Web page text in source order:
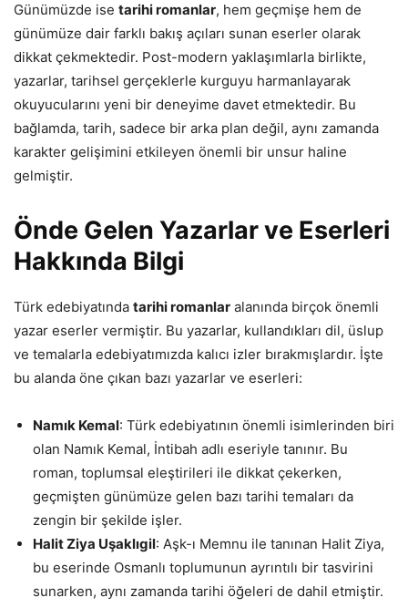
Günümüzde ise tarihi romanlar, hem geçmişe hem de
günümüze dair farklı bakış açıları sunan eserler olarak
dikkat çekmektedir. Post-modern yaklaşımlarla birlikte,
yazarlar, tarihsel gerçeklerle kurguyu harmanlayarak
okuyucularını yeni bir deneyime davet etmektedir. Bu
bağlamda, tarih, sadece bir arka plan değil, aynı zamanda
karakter gelişimini etkileyen önemli bir unsur haline
gelmiştir.
Önde Gelen Yazarlar ve Eserleri
Hakkında Bilgi
Türk edebiyatında tarihi romanlar alanında birçok önemli
yazar eserler vermiştir. Bu yazarlar, kullandıkları dil, üslup
ve temalarla edebiyatımızda kalıcı izler bırakmışlardır. İşte
bu alanda öne çıkan bazı yazarlar ve eserleri:
Namık Kemal: Türk edebiyatının önemli isimlerinden biri
olan Namık Kemal, İntibah adlı eseriyle tanınır. Bu
roman, toplumsal eleştirileri ile dikkat çekerken,
geçmişten günümüze gelen bazı tarihi temaları da
zengin bir şekilde işler.
Halit Ziya Uşaklıgil: Aşk-ı Memnu ile tanınan Halit Ziya,
bu eserinde Osmanlı toplumunun ayrıntılı bir tasvirini
sunarken, aynı zamanda tarihi öğeleri de dahil etmiştir.